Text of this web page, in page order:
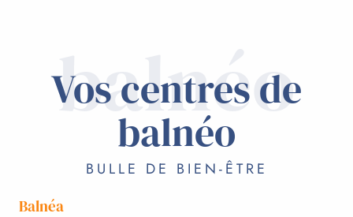
balnéo
Vos centres de
balnéo
BULLE DE BIEN-ÊTRE
Balnéa